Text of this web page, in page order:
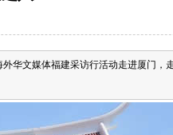
华文媒体福建采访行活动走进厦门，